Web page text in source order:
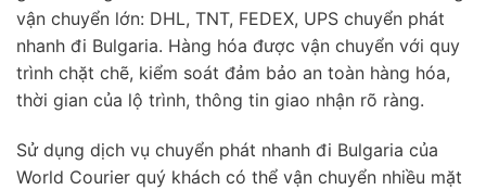
vận chuyển lớn: DHL, TNT, FEDEX, UPS chuyển phát
nhanh đi Bulgaria. Hàng hóa được vận chuyển với quy
trình chặt chẽ, kiểm soát đảm bảo an toàn hàng hóa,
thời gian của lộ trình, thông tin giao nhận rõ ràng.
Sử dụng dịch vụ chuyển phát nhanh đi Bulgaria của
World Courier quý khách có thể vận chuyển nhiều mặt